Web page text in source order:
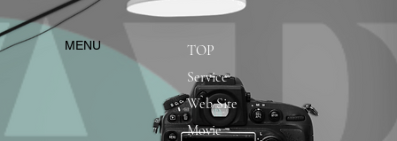
​MENU
TOP
Service
Web Site
Movie